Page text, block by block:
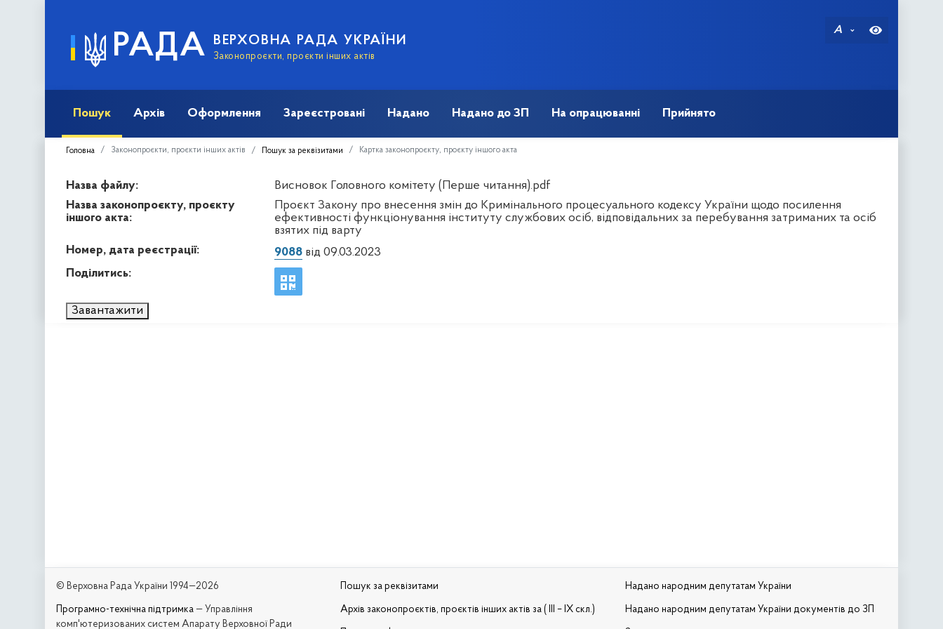
РАДА ВЕРХОВНА РАДА УКРАЇНИ
Законопроєкти, проєкти інших актів
A
Пошук Архів Оформлення Зареєстровані Надано Надано до ЗП На опрацюванні Прийнято
Головна Законопроєкти, проєкти інших актів Пошук за реквізитами Картка законопроєкту, проєкту іншого акта
Назва файлу:
Висновок Головного комітету (Перше читання).pdf
Назва законопроєкту, проєкту
іншого акта:
Проєкт Закону про внесення змін до Кримінального процесуального кодексу України щодо посилення
ефективності функціонування інституту службових осіб, відповідальних за перебування затриманих та осіб
взятих під варту
Номер, дата реєстрації:
9088від 09.03.2023
Поділитись:
Завантажити
© Верховна Рада України 1994—2026
Програмно-технічна підтримка — Управління
комп'ютеризованих систем Апарату Верховної Ради
Пошук за реквізитами
Архів законопроєктів, проєктів інших актів за ( III – IX скл.)
Надано народним депутатам України
Надано народним депутатам України документів до ЗП